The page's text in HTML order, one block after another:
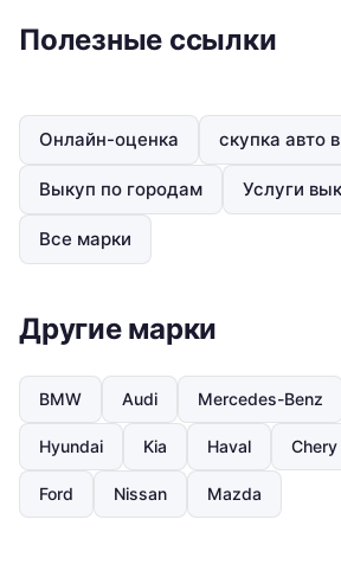
Полезные ссылки
Онлайн-оценка скупка авто
Выкуп по городам Услуги
Все марки
Другие марки
BMW Audi Mercedes-Benz
Hyundai Kia Haval Chery
Ford Nissan Mazda